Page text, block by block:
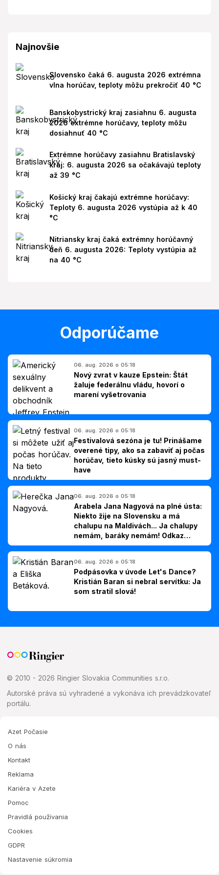
Najnovšie
Slovensko čaká 6. augusta 2026 extrémna
vlna horúčav, teploty môžu prekročiť 40 °C
Banskobystrický kraj zasiahnu 6. augusta
2026 extrémne horúčavy, teploty môžu
dosiahnuť 40 °C
Extrémne horúčavy zasiahnu Bratislavský
kraj: 6. augusta 2026 sa očakávajú teploty
až 39 °C
Košický kraj čakajú extrémne horúčavy:
Teploty 6. augusta 2026 vystúpia až k 40
°C
Nitriansky kraj čaká extrémny horúčavný
deň 6. augusta 2026: Teploty vystúpia až
na 40 °C
Odporúčame
06. aug. 2026 o 05:18
Nový zvrat v kauze Epstein: Štát
žaluje federálnu vládu, hovorí o
marení vyšetrovania
06. aug. 2026 o 05:18
Festivalová sezóna je tu! Prinášame
overené tipy, ako sa zabaviť aj počas
horúčav, tieto kúsky sú jasný must-
have
06. aug. 2026 o 05:18
Arabela Jana Nagyová na plné ústa:
Niekto žije na Slovensku a má
chalupu na Maldivách... Ja chalupy
nemám, baráky nemám! Odkaz
Slovákom
06. aug. 2026 o 05:18
Podpásovka v úvode Let's Dance?
Kristián Baran si nebral servítku: Ja
som stratil slová!
© 2010 - 2026 Ringier Slovakia Communities s.r.o.
Autorské práva sú vyhradené a vykonáva ich prevádzkovateľ
portálu.
Azet Počasie
O nás
Kontakt
Reklama
Kariéra v Azete
Pomoc
Pravidlá používania
Cookies
GDPR
Nastavenie súkromia